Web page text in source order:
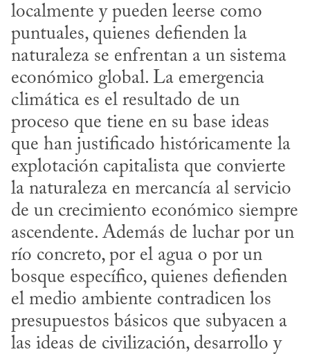
localmente y pueden leerse como
puntuales, quienes defienden la
naturaleza se enfrentan a un sistema
económico global. La emergencia
climática es el resultado de un
proceso que tiene en su base ideas
que han justificado históricamente la
explotación capitalista que convierte
la naturaleza en mercancía al servicio
de un crecimiento económico siempre
ascendente. Además de luchar por un
río concreto, por el agua o por un
bosque específico, quienes defienden
el medio ambiente contradicen los
presupuestos básicos que subyacen a
las ideas de civilización, desarrollo y